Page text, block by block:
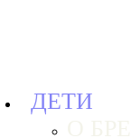
ДЕТИ